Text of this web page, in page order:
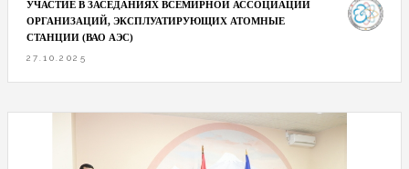
УЧАСТИЕ В ЗАСЕДАНИЯХ ВСЕМИРНОЙ АССОЦИАЦИИ
ОРГАНИЗАЦИЙ, ЭКСПЛУАТИРУЮЩИХ АТОМНЫЕ
СТАНЦИИ (ВАО АЭС)
27.10.2025